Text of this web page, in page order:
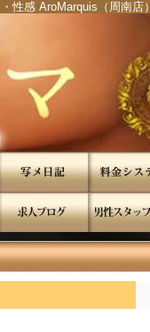
""
性感 AroMarquis（周南店）